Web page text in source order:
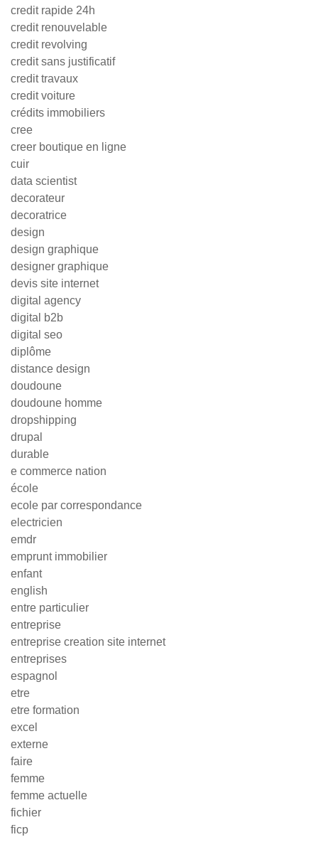
credit rapide 24h
credit renouvelable
credit revolving
credit sans justificatif
credit travaux
credit voiture
crédits immobiliers
cree
creer boutique en ligne
cuir
data scientist
decorateur
decoratrice
design
design graphique
designer graphique
devis site internet
digital agency
digital b2b
digital seo
diplôme
distance design
doudoune
doudoune homme
dropshipping
drupal
durable
e commerce nation
école
ecole par correspondance
electricien
emdr
emprunt immobilier
enfant
english
entre particulier
entreprise
entreprise creation site internet
entreprises
espagnol
etre
etre formation
excel
externe
faire
femme
femme actuelle
fichier
ficp